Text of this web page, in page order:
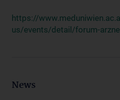
https://
us/events/detail/forum-
News